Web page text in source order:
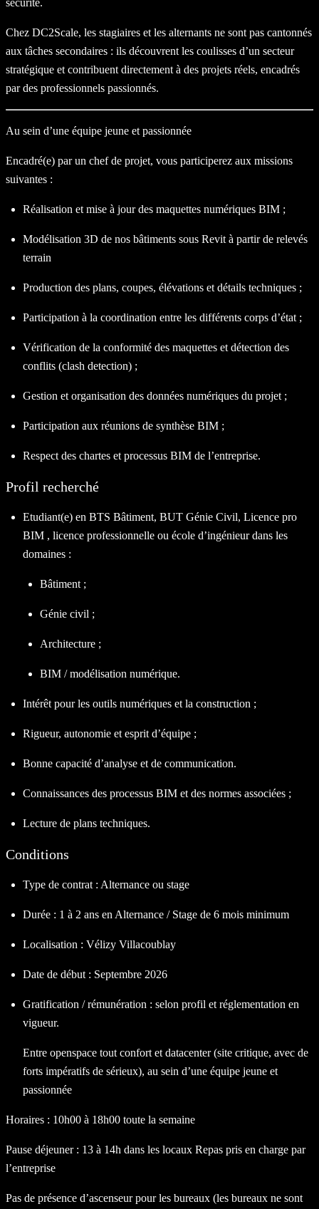
Chez DC2Scale, les stagiaires et les alternants ne sont pas cantonnés
aux tâches secondaires : ils découvrent les coulisses d’un secteur
stratégique et contribuent directement à des projets réels, encadrés
par des professionnels passionnés.
Au sein d’une équipe jeune et passionnée
Encadré(e) par un chef de projet, vous participerez aux missions
suivantes :
Réalisation et mise à jour des maquettes numériques BIM ;
Modélisation 3D de nos bâtiments sous Revit à partir de relevés
terrain
Production des plans, coupes, élévations et détails techniques ;
Participation à la coordination entre les différents corps d’état ;
Vérification de la conformité des maquettes et détection des
conflits (clash detection) ;
Gestion et organisation des données numériques du projet ;
Participation aux réunions de synthèse BIM ;
Respect des chartes et processus BIM de l’entreprise.
Profil recherché
Etudiant(e) en BTS Bâtiment, BUT Génie Civil, Licence pro
BIM , licence professionnelle ou école d’ingénieur dans les
domaines :
Bâtiment ;
Génie civil ;
Architecture ;
BIM / modélisation numérique.
Intérêt pour les outils numériques et la construction ;
Rigueur, autonomie et esprit d’équipe ;
Bonne capacité d’analyse et de communication.
Connaissances des processus BIM et des normes associées ;
Lecture de plans techniques.
Conditions
Type de contrat : Alternance ou stage
Durée : 1 à 2 ans en Alternance / Stage de 6 mois minimum
Localisation : Vélizy Villacoublay
Date de début : Septembre 2026
Gratification / rémunération : selon profil et réglementation en
vigueur.
Entre openspace tout confort et datacenter (site critique, avec de
forts impératifs de sérieux), au sein d’une équipe jeune et
passionnée
Horaires : 10h00 à 18h00 toute la semaine
Pause déjeuner : 13 à 14h dans les locaux Repas pris en charge par
l’entreprise
Pas de présence d’ascenseur pour les bureaux (les bureaux ne sont